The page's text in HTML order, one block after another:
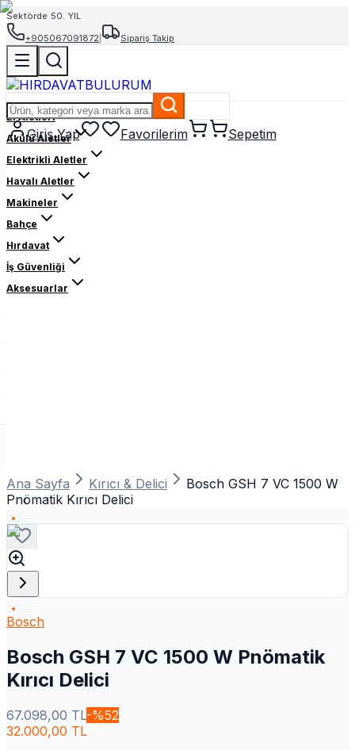
Sektörde 50. YIL
+905067091872
Sipariş Takip
Giriş Yap Favorilerim Sepetim
El Aletleri
Akülü Aletler
Elektrikli Aletler
Havalı Aletler
Makineler
Bahçe
Hırdavat
İş Güvenliği
Aksesuarlar
Ana Sayfa Kırıcı & Delici
Bosch GSH 7 VC 1500 W
Pnömatik Kırıcı Delici
Bosch
Bosch GSH 7 VC 1500 W Pnömatik
Kırıcı Delici
67.098,00 TL-%52
32.000,00 TL